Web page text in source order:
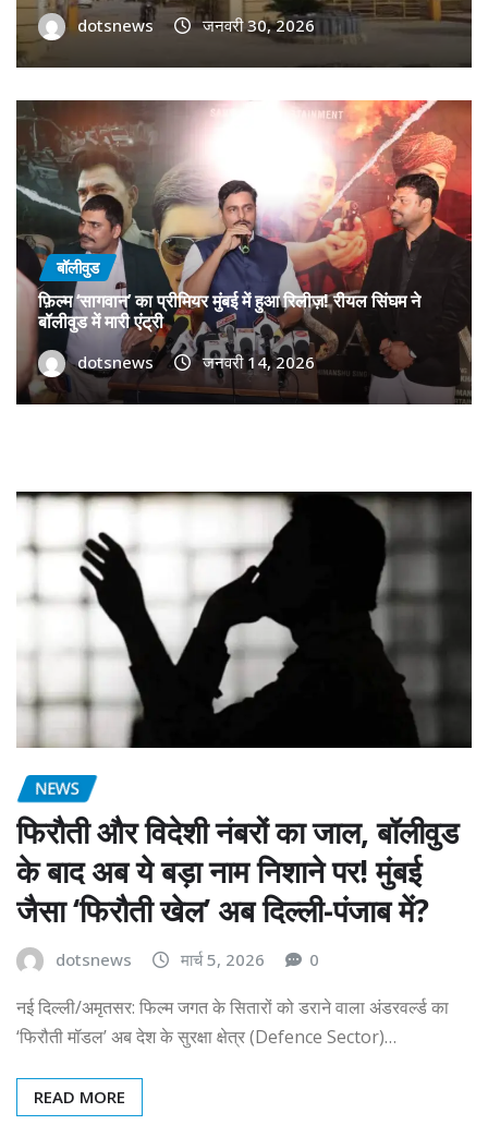
dotsnews जनवरी 30, 2026
बॉलीवुड
फ़िल्म ‘सागवान’ का प्रीमियर मुंबई में हुआ रिलीज़! रीयल सिंघम ने
बॉलीवुड में मारी एंट्री
dotsnews जनवरी 14, 2026
NEWS
फिरौती और विदेशी नंबरों का जाल, बॉलीवुड
के बाद अब ये बड़ा नाम निशाने पर! मुंबई
जैसा ‘फिरौती खेल’ अब दिल्ली-पंजाब में?
dotsnews मार्च 5, 2026 0
नई दिल्ली/अमृतसर: फिल्म जगत के सितारों को डराने वाला अंडरवर्ल्ड का
‘फिरौती मॉडल’ अब देश के सुरक्षा क्षेत्र (Defence Sector)…
READ MORE